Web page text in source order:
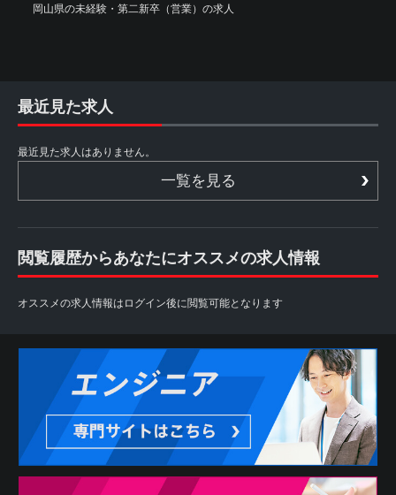
岡山県の未経験・第二新卒（営業）の求人
最近見た求人
最近見た求人はありません。
一覧を見る
閲覧履歴からあなたにオススメの求人情報
オススメの求人情報はログイン後に閲覧可能となります